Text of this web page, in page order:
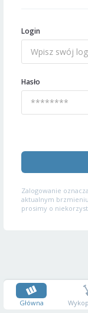
Login
Hasło
Zalogowanie
aktualnym
prosimy o
Główna